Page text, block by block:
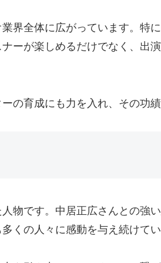
界全体に広がっています。特
ーが楽しめるだけでなく、出
の育成にも力を入れ、その功
物です。中居正広さんとの強
くの人々に感動を与え続けて